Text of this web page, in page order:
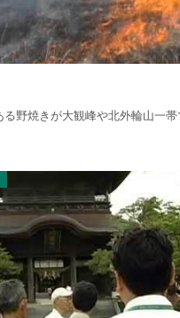
野焼きが大観峰や北外輪山一帯